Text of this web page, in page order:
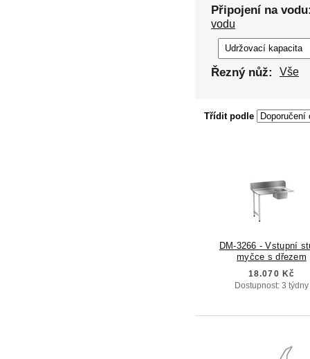
Připojení na
vodu
Řezný nůž: Vše
Třídit podle
DM-3266 - Vstupní
myčce s dřezem
18.070 Kč
Dostupnost: 3 týdny